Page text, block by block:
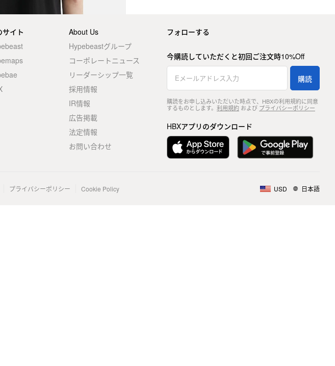
サイト
About Us
Hypebeastグループ
コーポレートニュース
リーダーシップ一覧
採用情報
IR情報
広告掲載
法定情報
お問い合わせ
フォローする
今購読していただくと初回ご注文時10%Off
購読
購読をお申し込みいただいた時点で、HBXの利用規約に同意
するものとします。 利用規約および プライバシーポリシー
HBXアプリのダウンロード
プライバシーポリシー Cookie Policy USD 日本語